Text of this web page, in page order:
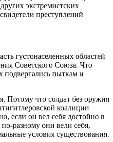
экстремистских
преступлений
густонаселенных областей
Советского Союза. Что
подвергались пыткам и
Потому что солдат без оружия
коалиции
если он вел себя достойно в
разному они вели себя,
условия существования.